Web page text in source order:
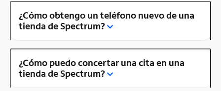
¿Cómo obtengo un teléfono nuevo de una
tienda de Spectrum?
¿Cómo puedo concertar una cita en una
tienda de Spectrum?